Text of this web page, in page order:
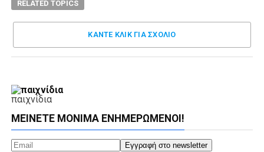
RELATED TOPICS
ΚΑΝΤΕ ΚΛΊΚ ΓΙΑ ΣΧΌΛΙΟ
παιχνίδια
ΜΕΊΝΕΤΕ ΜΌΝΙΜΑ ΕΝΗΜΕΡΏΜΕΝΟΙ!